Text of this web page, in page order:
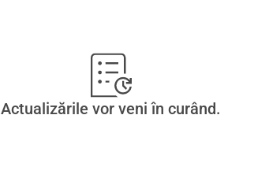
Actualizările vor veni în curând.